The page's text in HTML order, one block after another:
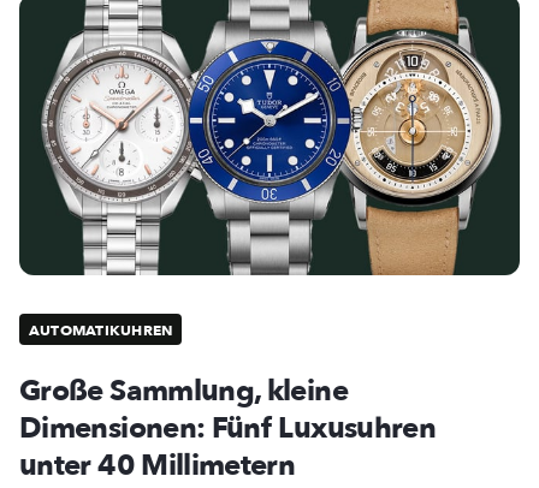
AUTOMATIKUHREN
Große Sammlung, kleine
Dimensionen: Fünf Luxusuhren
unter 40 Millimetern